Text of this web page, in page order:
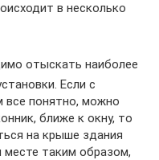
в несколько
отыскать наиболее
Если с
все понятно, можно
ближе к окну, то
на крыше здания
таким образом,